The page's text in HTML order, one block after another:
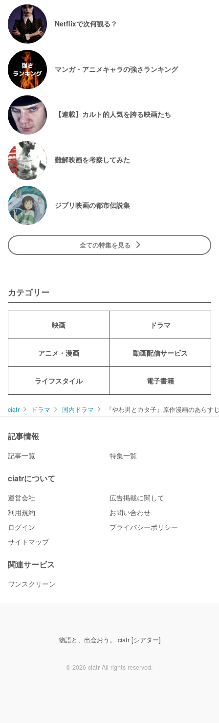
Netflixで次何観る？
マンガ・アニメキャラの強さランキング
【連載】カルト的人気を誇る映画たち
難解映画を考察してみた
ジブリ映画の都市伝説集
全ての特集を見る
カテゴリー
映画 ドラマ
アニメ・漫画 動画配信サービス
ライフスタイル 電子書籍
ciatr ドラマ 国内ドラマ 『やわ男とカタ子』原作漫画のあら
記事情報
記事一覧 特集一覧
ciatrについて
運営会社
広告掲載に関して
利用規約
お問い合わせ
ログイン
プライバシーポリシー
サイトマップ
関連サービス
ワンスクリーン
物語と、出会おう。 ciatr [シアター]
© 2026 ciatr All rights reserved.